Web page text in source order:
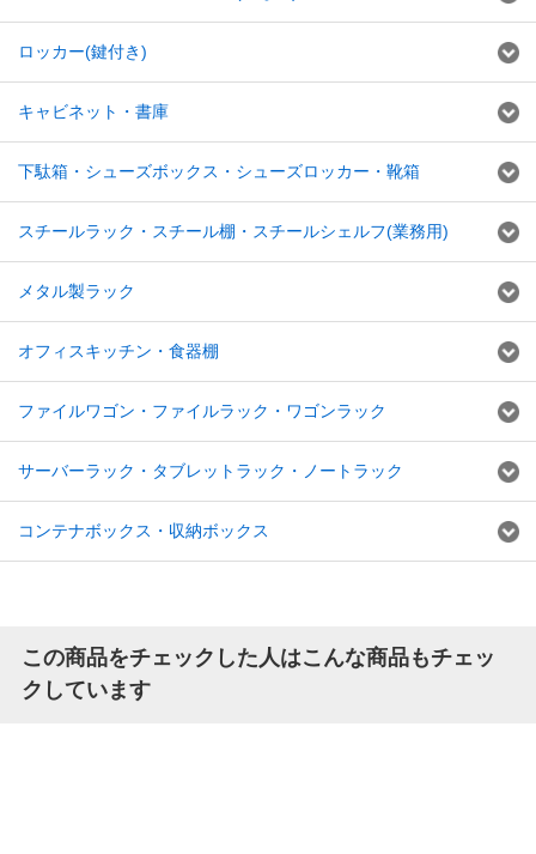
ロッカー(鍵付き)
キャビネット・書庫
下駄箱・シューズボックス・シューズロッカー・靴箱
スチールラック・スチール棚・スチールシェルフ(業務用)
メタル製ラック
オフィスキッチン・食器棚
ファイルワゴン・ファイルラック・ワゴンラック
サーバーラック・タブレットラック・ノートラック
コンテナボックス・収納ボックス
この商品をチェックした人はこんな商品もチェッ
クしています